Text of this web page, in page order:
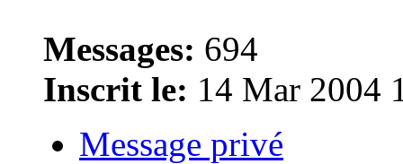
Messages: 694
Inscrit le: 14 Mar 2004
Message privé